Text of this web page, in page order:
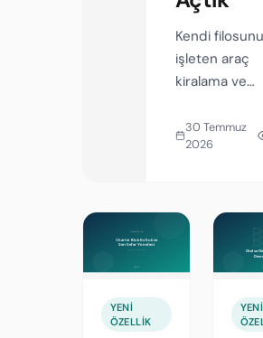
Kendi filosunu
işleten araç
kiralama ve
için iki yeni
sistem:
geçirin, sefer
30 Temmuz
2026
YENI
ÖZELLIK
YENI